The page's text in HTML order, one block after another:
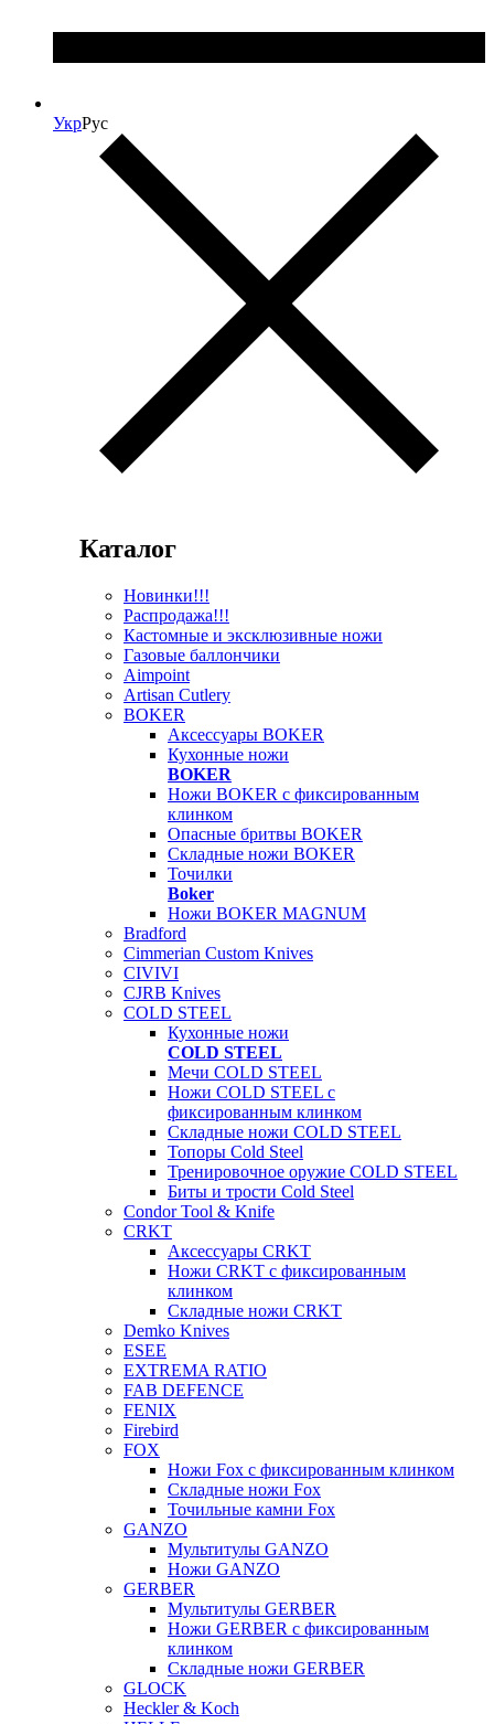
УкрРус
Каталог
Новинки!!!
Распродажа!!!
Кастомные и эксклюзивные ножи
Газовые баллончики
Aimpoint
Artisan Cutlery
BOKER
Аксессуары BOKER
Кухонные ножи
BOKER
Ножи BOKER с фиксированным
клинком
Опасные бритвы BOKER
Складные ножи BOKER
Точилки
Boker
Ножи BOKER MAGNUM
Bradford
Cimmerian Custom Knives
CIVIVI
CJRB Knives
COLD STEEL
Кухонные ножи
COLD STEEL
Мечи COLD STEEL
Ножи COLD STEEL с
фиксированным клинком
Складные ножи COLD STEEL
Топоры Cold Steel
Тренировочное оружие COLD STEEL
Биты и трости Cold Steel
Condor Tool & Knife
CRKT
Аксессуары CRKT
Ножи CRKT с фиксированным
клинком
Складные ножи CRKT
Demko Knives
ESEE
EXTREMA RATIO
FAB DEFENCE
FENIX
Firebird
FOX
Ножи Fox с фиксированным клинком
Складные ножи Fox
Точильные камни Fox
GANZO
Мультитулы GANZO
Ножи GANZO
GERBER
Мультитулы GERBER
Ножи GERBER с фиксированным
клинком
Складные ножи GERBER
GLOCK
Heckler & Koch